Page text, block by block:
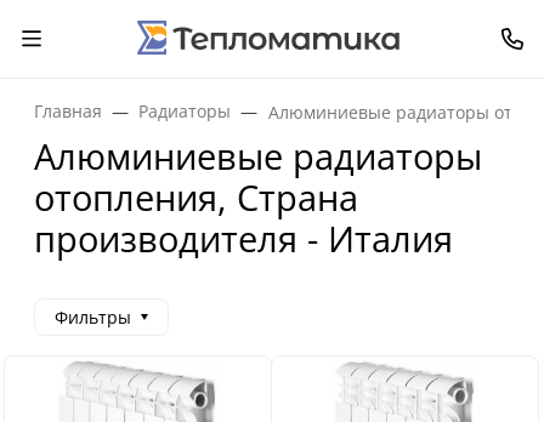
Главная Радиаторы Алюминиевые радиаторы
Алюминиевые радиаторы
отопления, Страна
производителя - Италия
Фильтры